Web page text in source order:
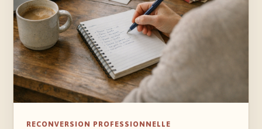
RECONVERSION PROFESSIONNELLE